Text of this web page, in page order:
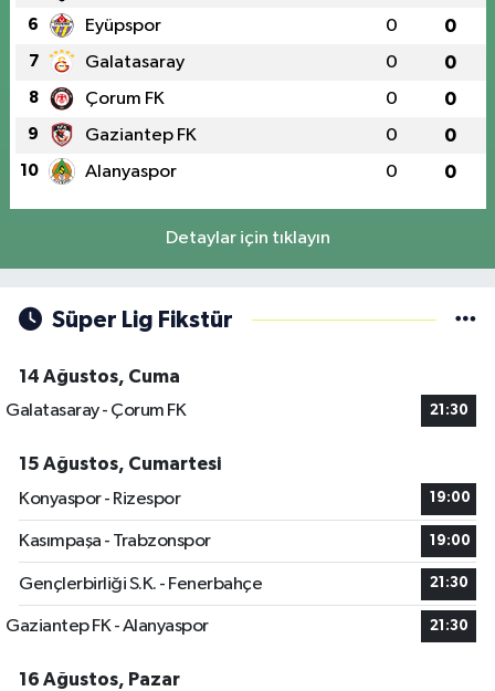
6 Eyüpspor 0 0
7 Galatasaray 0 0
8 Çorum FK 0 0
9 Gaziantep FK 0 0
10 Alanyaspor 0 0
Detaylar için tıklayın
Süper Lig Fikstür
14 Ağustos, Cuma
Galatasaray - Çorum FK
21:30
15 Ağustos, Cumartesi
Konyaspor - Rizespor
19:00
Kasımpaşa - Trabzonspor 19:00
Gençlerbirliği S.K. - Fenerbahçe 21:30
Gaziantep FK - Alanyaspor 21:30
16 Ağustos, Pazar